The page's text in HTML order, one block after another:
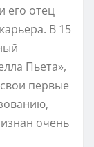
его отец
В 15
Пьета»,
первые
очень